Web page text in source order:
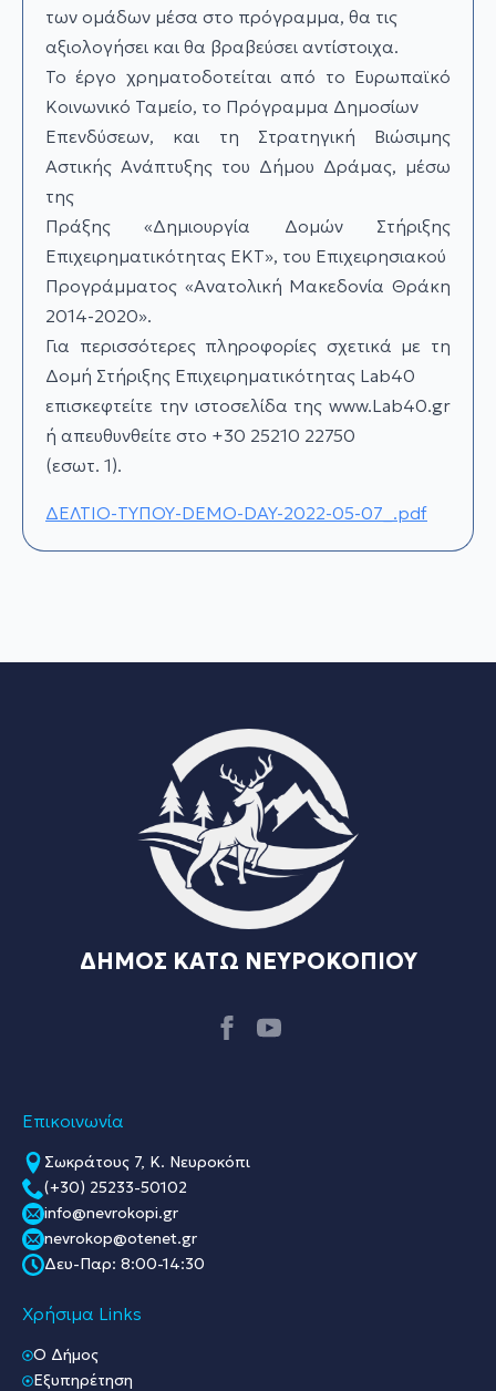
των ομάδων μέσα στο πρόγραμμα, θα τις
αξιολογήσει και θα βραβεύσει αντίστοιχα.
Το έργο χρηματοδοτείται από το Ευρωπαϊκό
Κοινωνικό Ταμείο, το Πρόγραμμα Δημοσίων
Επενδύσεων, και τη Στρατηγική Βιώσιμης
Αστικής Ανάπτυξης του Δήμου Δράμας, μέσω
της
Πράξης «Δημιουργία Δομών Στήριξης
Επιχειρηματικότητας ΕΚΤ», του Επιχειρησιακού
Προγράμματος «Ανατολική Μακεδονία Θράκη
2014-2020».
Για περισσότερες πληροφορίες σχετικά με τη
Δομή Στήριξης Επιχειρηματικότητας Lab40
επισκεφτείτε την ιστοσελίδα της www.Lab40.gr
ή απευθυνθείτε στο +30 25210 22750
(εσωτ. 1).
ΔΕΛΤΙΟ-ΤΥΠΟΥ-DEMO-DAY-2022-05-07_.pdf
ΔΗΜΟΣ ΚΑΤΩ ΝΕΥΡΟΚΟΠΙΟΥ
Επικοινωνία
Σωκράτους 7, Κ. Νευροκόπι
(+30) 25233-50102
info@nevrokopi.gr
nevrokop@otenet.gr
Δευ-Παρ: 8:00-14:30
Χρήσιμα Links
O Δήμος
Εξυπηρέτηση